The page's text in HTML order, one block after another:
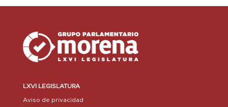
LXVI LEGISLATURA
Aviso de privacidad